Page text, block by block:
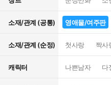
소재/관계 (공통) 영애물/여주판
소재/관계 (순정) 첫사랑 짝사
캐릭터 나쁜남자 다